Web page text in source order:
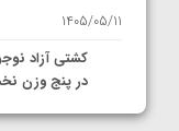
1405/05/11
کشتی آزاد
در پنج وزن
1405/05/11